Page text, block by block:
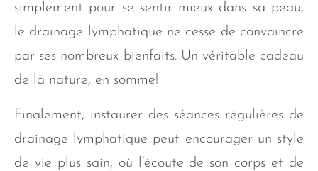
simplement pour se sentir mieux dans sa peau,
le drainage lymphatique ne cesse de convaincre
par ses nombreux bienfaits. Un véritable cadeau
de la nature, en somme!
Finalement, instaurer des séances régulières de
drainage lymphatique peut encourager un style
de vie plus sain, où l’écoute de son corps et de